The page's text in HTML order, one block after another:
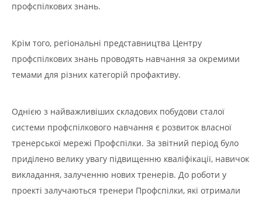
профспілкових знань.
Крім того, регіональні представництва Центру
профспілкових знань проводять навчання за окремими
темами для різних категорій профактиву.
Однією з найважливіших складових побудови сталої
системи профспілкового навчання є розвиток власної
тренерської мережі Профспілки. За звітний період було
приділено велику увагу підвищенню кваліфікації, навичок
викладання, залученню нових тренерів. До роботи у
проекті залучаються тренери Профспілки, які отримали